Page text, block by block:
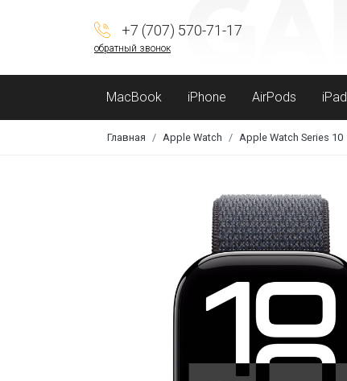
+7 (707) 570-71-17
обратный звонок
MacBook iPhone AirPods iPad
Главная Apple Watch Apple Watch Series 10